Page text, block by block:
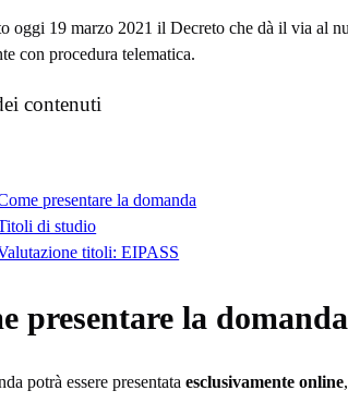
oggi 19 marzo 2021 il Decreto che dà il via al
con procedura telematica.
contenuti
presentare la domanda
di studio
titoli: EIPASS
presentare la domanda
potrà essere presentata esclusivamente online